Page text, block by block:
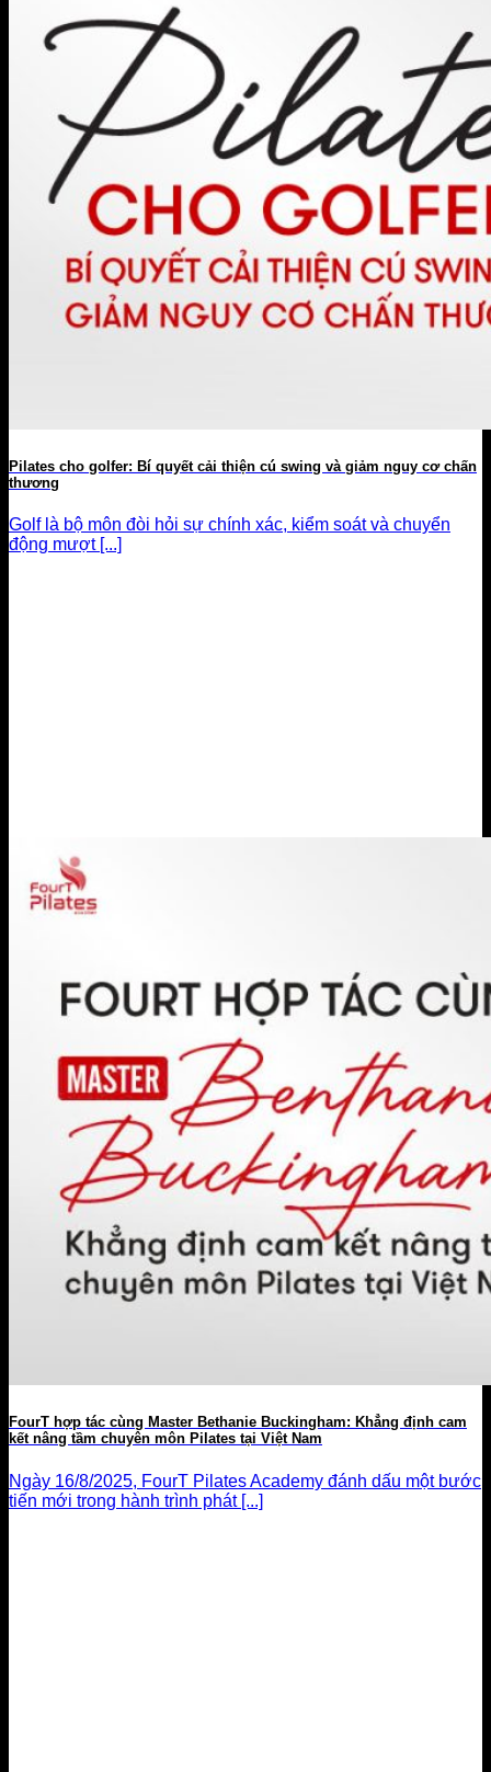
Pilates cho golfer: Bí quyết cải thiện cú swing và giảm nguy cơ chấn
thương
Golf là bộ môn đòi hỏi sự chính xác, kiểm soát và chuyển
động mượt [...]
FourT hợp tác cùng Master Bethanie Buckingham: Khẳng định cam
kết nâng tầm chuyên môn Pilates tại Việt Nam
Ngày 16/8/2025, FourT Pilates Academy đánh dấu một bước
tiến mới trong hành trình phát [...]